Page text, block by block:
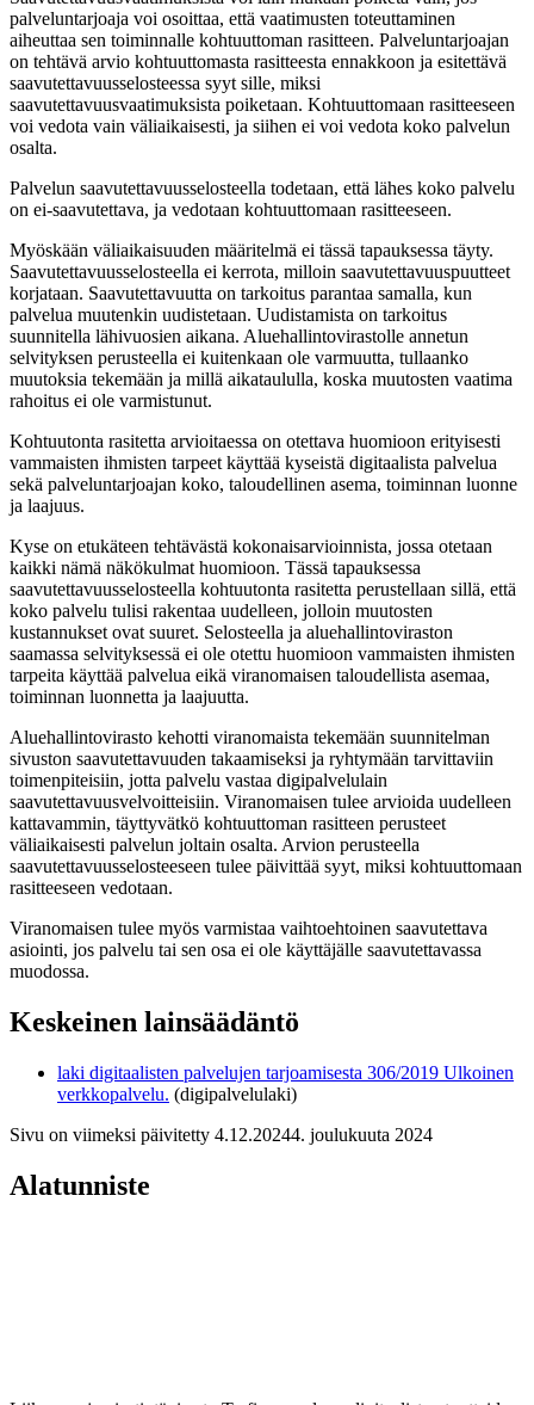
palveluntarjoaja voi osoittaa, että vaatimusten toteuttaminen
aiheuttaa sen toiminnalle kohtuuttoman rasitteen. Palveluntarjoajan
on tehtävä arvio kohtuuttomasta rasitteesta ennakkoon ja esitettävä
saavutettavuusselosteessa syyt sille, miksi
saavutettavuusvaatimuksista poiketaan. Kohtuuttomaan rasitteeseen
voi vedota vain väliaikaisesti, ja siihen ei voi vedota koko palvelun
osalta.
Palvelun saavutettavuusselosteella todetaan, että lähes koko palvelu
on ei-saavutettava, ja vedotaan kohtuuttomaan rasitteeseen.
Myöskään väliaikaisuuden määritelmä ei tässä tapauksessa täyty.
Saavutettavuusselosteella ei kerrota, milloin saavutettavuuspuutteet
korjataan. Saavutettavuutta on tarkoitus parantaa samalla, kun
palvelua muutenkin uudistetaan. Uudistamista on tarkoitus
suunnitella lähivuosien aikana. Aluehallintovirastolle annetun
selvityksen perusteella ei kuitenkaan ole varmuutta, tullaanko
muutoksia tekemään ja millä aikataululla, koska muutosten vaatima
rahoitus ei ole varmistunut.
Kohtuutonta rasitetta arvioitaessa on otettava huomioon erityisesti
vammaisten ihmisten tarpeet käyttää kyseistä digitaalista palvelua
sekä palveluntarjoajan koko, taloudellinen asema, toiminnan luonne
ja laajuus.
Kyse on etukäteen tehtävästä kokonaisarvioinnista, jossa otetaan
kaikki nämä näkökulmat huomioon. Tässä tapauksessa
saavutettavuusselosteella kohtuutonta rasitetta perustellaan sillä, että
koko palvelu tulisi rakentaa uudelleen, jolloin muutosten
kustannukset ovat suuret. Selosteella ja aluehallintoviraston
saamassa selvityksessä ei ole otettu huomioon vammaisten ihmisten
tarpeita käyttää palvelua eikä viranomaisen taloudellista asemaa,
toiminnan luonnetta ja laajuutta.
Aluehallintovirasto kehotti viranomaista tekemään suunnitelman
sivuston saavutettavuuden takaamiseksi ja ryhtymään tarvittaviin
toimenpiteisiin, jotta palvelu vastaa digipalvelulain
saavutettavuusvelvoitteisiin. Viranomaisen tulee arvioida uudelleen
kattavammin, täyttyvätkö kohtuuttoman rasitteen perusteet
väliaikaisesti palvelun joltain osalta. Arvion perusteella
saavutettavuusselosteeseen tulee päivittää syyt, miksi kohtuuttomaan
rasitteeseen vedotaan.
Viranomaisen tulee myös varmistaa vaihtoehtoinen saavutettava
asiointi, jos palvelu tai sen osa ei ole käyttäjälle saavutettavassa
muodossa.
Keskeinen lainsäädäntö
laki digitaalisten palvelujen tarjoamisesta 306/2019 Ulkoinen
verkkopalvelu. (digipalvelulaki)
Sivu on viimeksi päivitetty 4.12.20244. joulukuuta 2024
Alatunniste